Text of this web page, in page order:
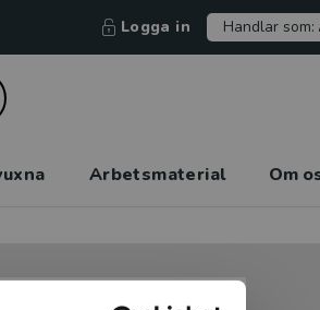
Logga in Handlar som:
Arbetsmaterial Om